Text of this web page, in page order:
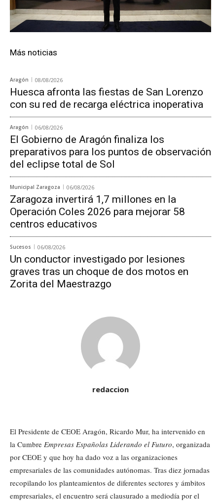
Más noticias
Aragón 08/08/2026
Huesca afronta las fiestas de San Lorenzo
con su red de recarga eléctrica inoperativa
Aragón 06/08/2026
El Gobierno de Aragón finaliza los
preparativos para los puntos de observación
del eclipse total de Sol
Municipal Zaragoza 06/08/2026
Zaragoza invertirá 1,7 millones en la
Operación Coles 2026 para mejorar 58
centros educativos
Sucesos 06/08/2026
Un conductor investigado por lesiones
graves tras un choque de dos motos en
Zorita del Maestrazgo
redaccion
El Presidente de CEOE Aragón, Ricardo Mur, ha intervenido en
la Cumbre Empresas Españolas Liderando el Futuro, organizada
por CEOE y que hoy ha dado voz a las organizaciones
empresariales de las comunidades autónomas. Tras diez jornadas
recopilando los planteamientos de diferentes sectores y ámbitos
empresariales, el encuentro será clausurado a mediodía por el